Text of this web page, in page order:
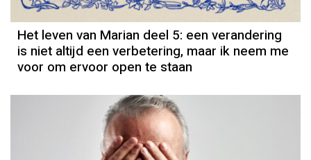
Het leven van Marian deel 5: een verandering
is niet altijd een verbetering, maar ik neem me
voor om ervoor open te staan